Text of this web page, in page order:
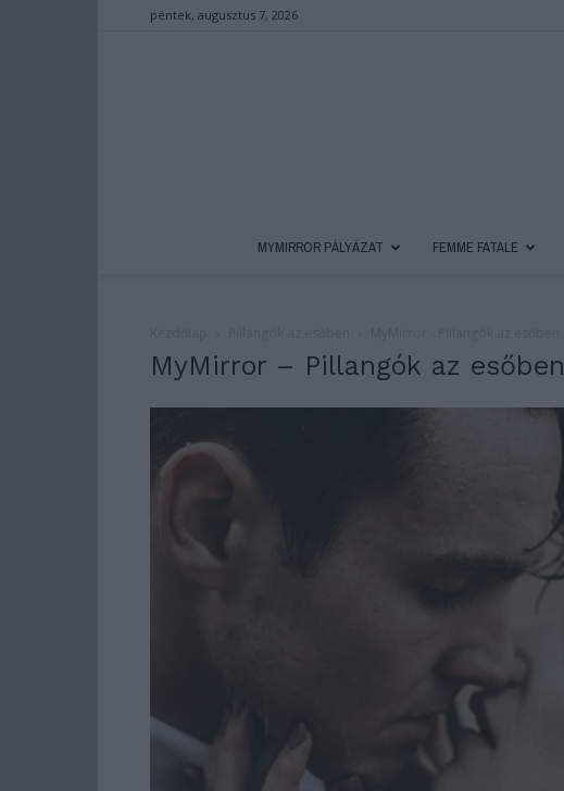
péntek, augusztus 7, 2026
MYMIRROR PÁLYÁZAT FEMME FATALE
MyMirror – Pillangók az esőben